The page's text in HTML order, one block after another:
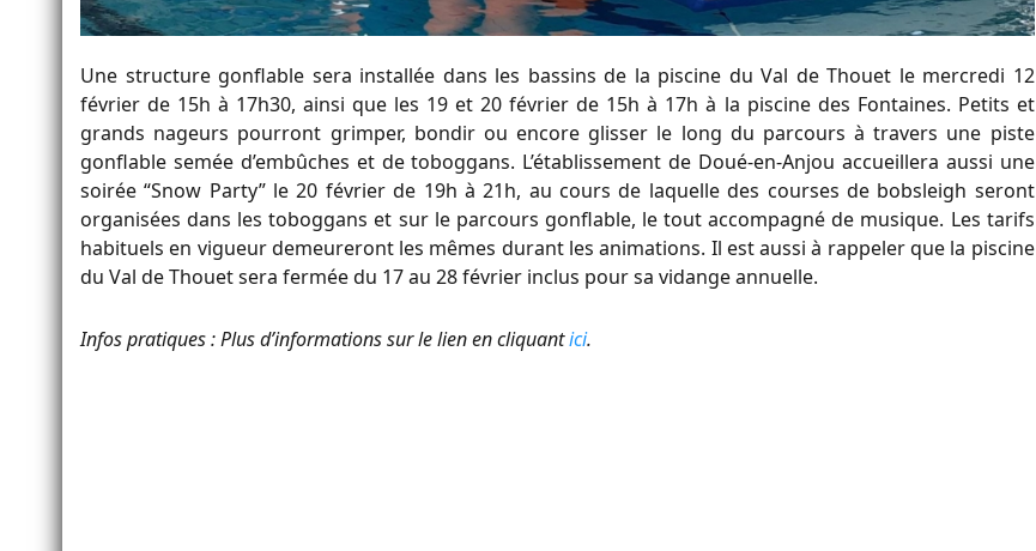
Une structure gonflable sera installée dans les bassins de la piscine du Val de Thouet le mercredi 12
février de 15h à 17h30, ainsi que les 19 et 20 février de 15h à 17h à la piscine des Fontaines. Petits et
grands nageurs pourront grimper, bondir ou encore glisser le long du parcours à travers une piste
gonflable semée d’embûches et de toboggans. L’établissement de Doué-en-Anjou accueillera aussi une
soirée “Snow Party” le 20 février de 19h à 21h, au cours de laquelle des courses de bobsleigh seront
organisées dans les toboggans et sur le parcours gonflable, le tout accompagné de musique. Les tarifs
habituels en vigueur demeureront les mêmes durant les animations. Il est aussi à rappeler que la piscine
du Val de Thouet sera fermée du 17 au 28 février inclus pour sa vidange annuelle.
Infos pratiques : Plus d’informations sur le lien en cliquantici.